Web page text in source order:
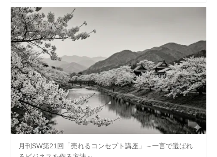
月刊SW第21回「売れるコンセプト講座」～一言で選ばれ